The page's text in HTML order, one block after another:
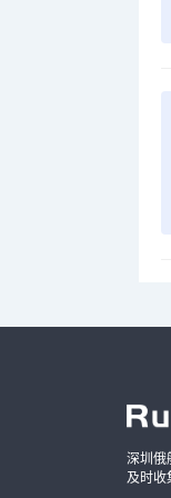
深圳俄
及时收